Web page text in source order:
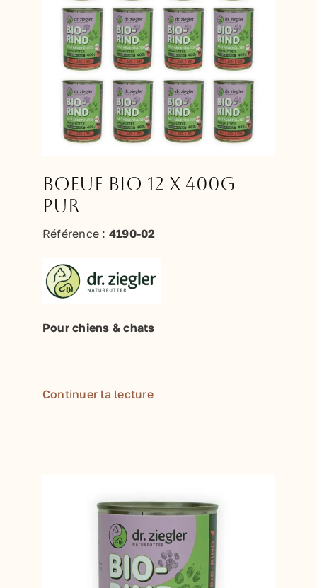
Boeuf BIO 12 x 400g
PUR
Référence : 4190-02
Pour chiens & chats
Continuer la lecture